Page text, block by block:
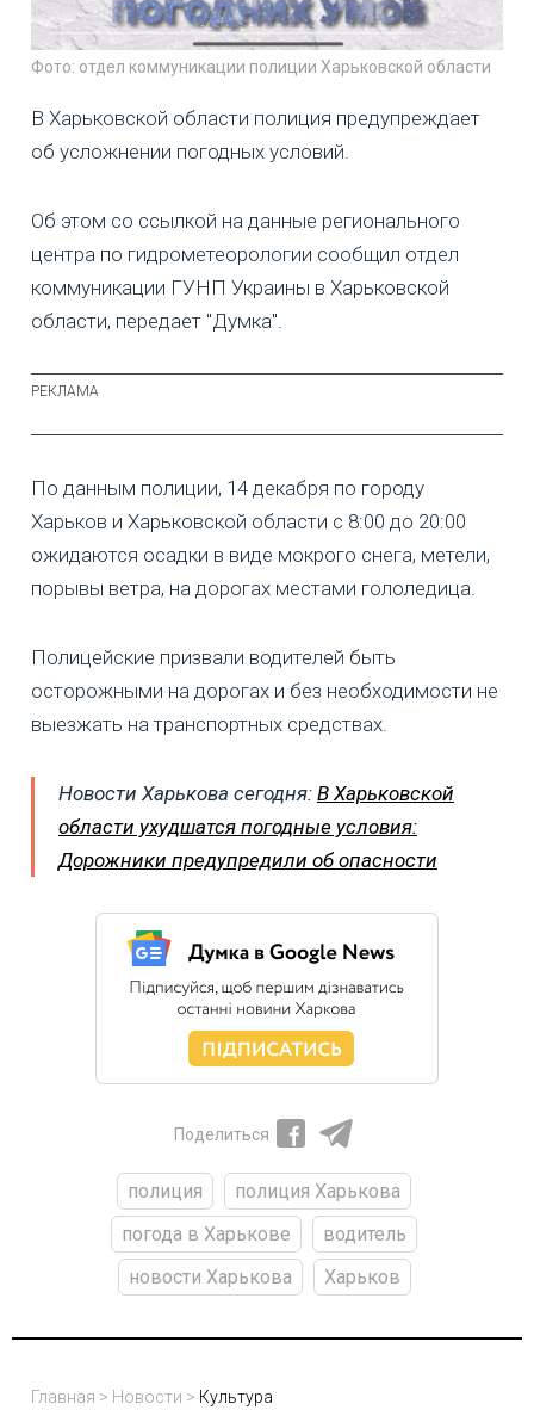
Фото: отдел коммуникации полиции Харьковской области
В Харьковской области полиция предупреждает
об усложнении погодных условий.
Об этом со ссылкой на данные регионального
центра по гидрометеорологии сообщил отдел
коммуникации ГУНП Украины в Харьковской
области, передает "Думка".
По данным полиции, 14 декабря по городу
Харьков и Харьковской области с 8:00 до 20:00
ожидаются осадки в виде мокрого снега, метели,
порывы ветра, на дорогах местами гололедица.
Полицейские призвали водителей быть
осторожными на дорогах и без необходимости не
выезжать на транспортных средствах.
Новости Харькова сегодня: В Харьковской
области ухудшатся погодные условия:
Дорожники предупредили об опасности
Поделиться
полиция
полиция Харькова
погода в Харькове
водитель
новости Харькова
Харьков
Главная > Новости > Культура